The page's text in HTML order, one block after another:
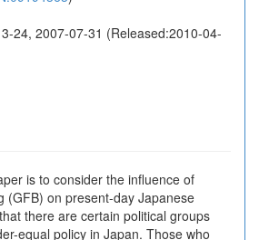
24, 2007-07-31 (Released:2010-04-
is to consider the influence of
(GFB) on present-day Japanese
there are certain political groups
equal policy in Japan. Those who